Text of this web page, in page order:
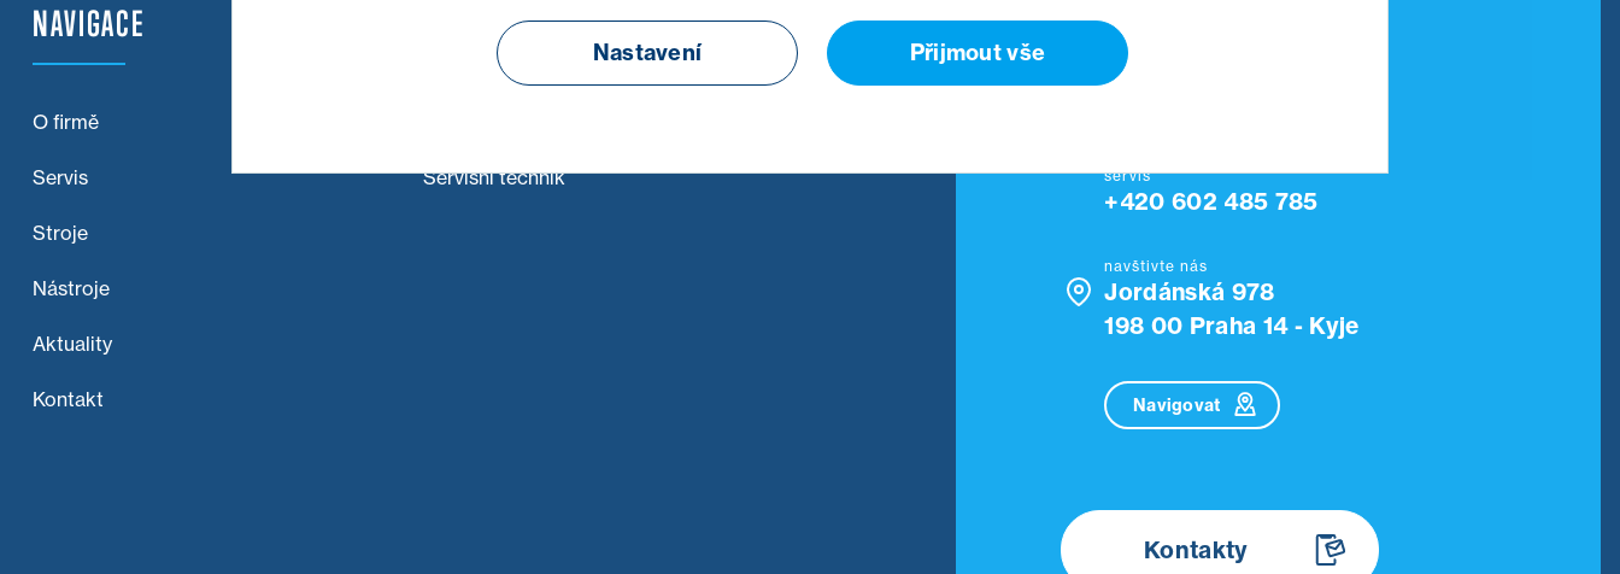
NAVIGACE
O firmě
Servis
Stroje
Nástroje
Aktuality
Kontakt
KARIÉRA
Servisní technik
panas@panas.cz
telefon
servis
+420 602 485 785
navštivte nás
Jordánská 978
198 00 Praha 14 - Kyje
Navigovat
Kontakty
Nastavení Přijmout vše